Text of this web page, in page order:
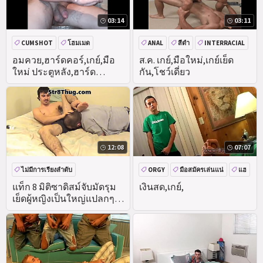
03:14
อมควย,ฮาร์ดคอร์,เกย์,มือ
ใหม่ ประตูหลัง,ฮาร์ด
คอร์,เกย์,หลังอาน!! หลั่งใน
ตูด,กลืน,
CUMSHOT
โฮมเมด
ก้นใหญ่
ก้น
03:11
ส.ค. เกย์,มือใหม่,เกย์เย็ด
กัน,โชว์เดี่ยว
ANAL สีดำ
INTERRACIAL
BLOWJOB
12:08
แท็ก 8 มิติซาดิสม์จับมัดรุม
เย็ดผู้หญิงเป็นใหญ่แปลกๆ
แนวประจานการลงโทษตบ
ตูดจับมัด
ไม่มีการเรียงลำดับ
07:07
เงินสด,เกย์,
ORGY มือสมัครเล่นแน่
แฮ
ใบหน้า